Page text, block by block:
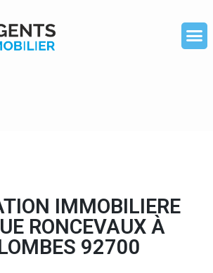
IMMOBILIERE
RONCEVAUX À
92700